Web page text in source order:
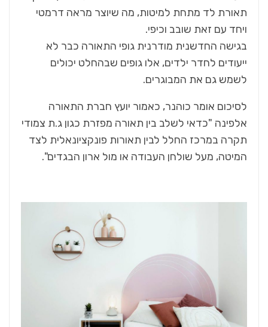
תאורת לד מתחת למיטות, מה שיוצר מראה דרמטי
ויחד עם זאת שובב וכיפי.
בגישה החדשנית מודרנית גופי התאורה כבר לא
ייעודים לחדר ילדים, אלו גופים שבהחלט יכולים
לשמש גם את המבוגרים.
לסיכום אומר כוהנר, כאמור יועץ חברת התאורה
אלפינה "כדאי לשלב בין תאורה מפזרת כגון ג.ת צמודי
תקרה במרכז החלל לבין תאורות פונקציונאלית לצד
המיטה, מעל שולחן העבודה או מול ארון הבגדים".